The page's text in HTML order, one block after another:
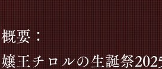
概要：
嬢王チロルの生誕祭